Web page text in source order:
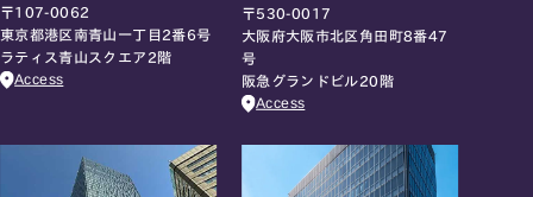
〒107-0062
東京都港区南青山一丁目2番6号
ラティス青山スクエア2階
Access
〒530-0017
大阪府大阪市北区角田町8番47
号
阪急グランドビル20階
Access